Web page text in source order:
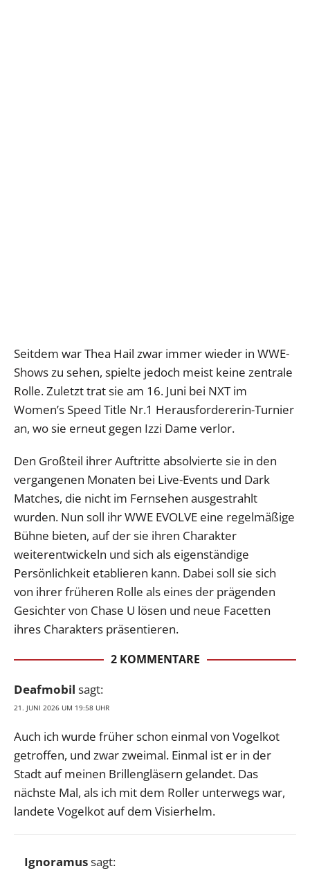
Seitdem war Thea Hail zwar immer wieder in WWE-
Shows zu sehen, spielte jedoch meist keine zentrale
Rolle. Zuletzt trat sie am 16. Juni bei NXT im
Women’s Speed Title Nr.1 Herausfordererin-Turnier
an, wo sie erneut gegen Izzi Dame verlor.
Den Großteil ihrer Auftritte absolvierte sie in den
vergangenen Monaten bei Live-Events und Dark
Matches, die nicht im Fernsehen ausgestrahlt
wurden. Nun soll ihr WWE EVOLVE eine regelmäßige
Bühne bieten, auf der sie ihren Charakter
weiterentwickeln und sich als eigenständige
Persönlichkeit etablieren kann. Dabei soll sie sich
von ihrer früheren Rolle als eines der prägenden
Gesichter von Chase U lösen und neue Facetten
ihres Charakters präsentieren.
2 KOMMENTARE
Deafmobil sagt:
21. JUNI 2026 UM 19:58 UHR
Auch ich wurde früher schon einmal von Vogelkot
getroffen, und zwar zweimal. Einmal ist er in der
Stadt auf meinen Brillengläsern gelandet. Das
nächste Mal, als ich mit dem Roller unterwegs war,
landete Vogelkot auf dem Visierhelm.
Ignoramussagt: